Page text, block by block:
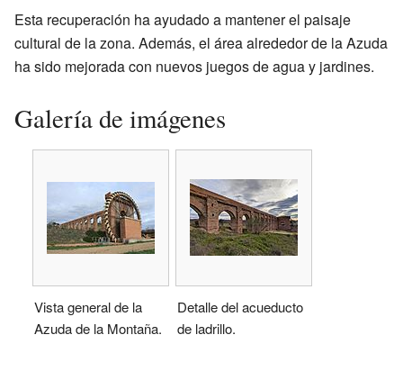
Esta recuperación ha ayudado a mantener el paisaje
cultural de la zona. Además, el área alrededor de la Azuda
ha sido mejorada con nuevos juegos de agua y jardines.
Galería de imágenes
Vista general de la
Azuda de la Montaña.
Detalle del acueducto
de ladrillo.